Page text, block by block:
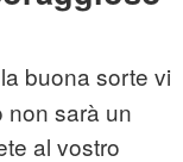
buona sorte vi
non sarà un
al vostro